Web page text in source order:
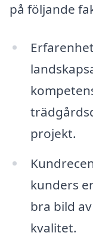
på följande
projekt.
kunders
bra bild
kvalitet.